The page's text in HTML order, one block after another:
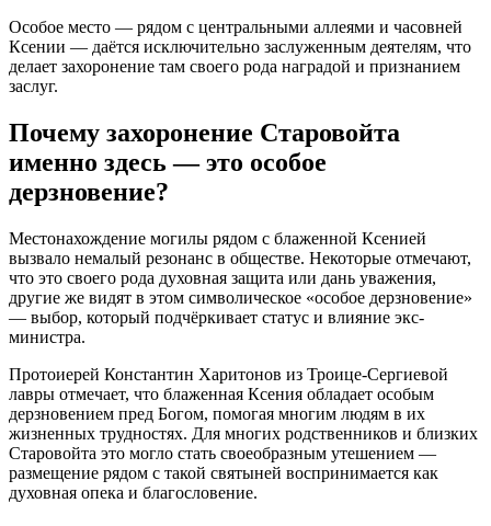
Особое место — рядом с центральными аллеями и часовней
Ксении — даётся исключительно заслуженным деятелям, что
делает захоронение там своего рода наградой и признанием
заслуг.
Почему захоронение Старовойта
именно здесь — это особое
дерзновение?
Местонахождение могилы рядом с блаженной Ксенией
вызвало немалый резонанс в обществе. Некоторые отмечают,
что это своего рода духовная защита или дань уважения,
другие же видят в этом символическое «особое дерзновение»
— выбор, который подчёркивает статус и влияние экс-
министра.
Протоиерей Константин Харитонов из Троице-Сергиевой
лавры отмечает, что блаженная Ксения обладает особым
дерзновением пред Богом, помогая многим людям в их
жизненных трудностях. Для многих родственников и близких
Старовойта это могло стать своеобразным утешением —
размещение рядом с такой святыней воспринимается как
духовная опека и благословение.